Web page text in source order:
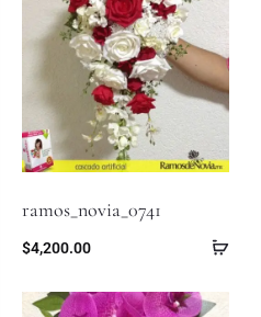
ramos_novia_0741
$4,200.00